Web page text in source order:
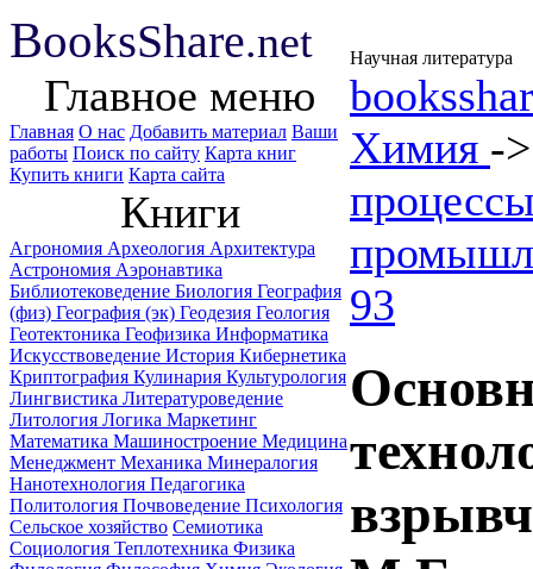
BooksShare.net Научная литература
Главное меню
Главная О нас Добавить материал Ваши
работы Поиск по сайту Карта книг
Купить книги Карта сайта
Книги
Агрономия Археология Архитектура
Астрономия Аэронавтика
Библиотековедение Биология География
(физ) География (эк) Геодезия Геология
Геотектоника Геофизика Информатика
Искусствоведение История Кибернетика
Криптография Кулинария Культурология
Лингвистика Литературоведение
Литология Логика Маркетинг
Математика Машиностроение Медицина
Менеджмент Механика Минералогия
Нанотехнология Педагогика
Политология Почвоведение Психология
Сельское хозяйство Семиотика
Социология Теплотехника Физика
Химия -
93